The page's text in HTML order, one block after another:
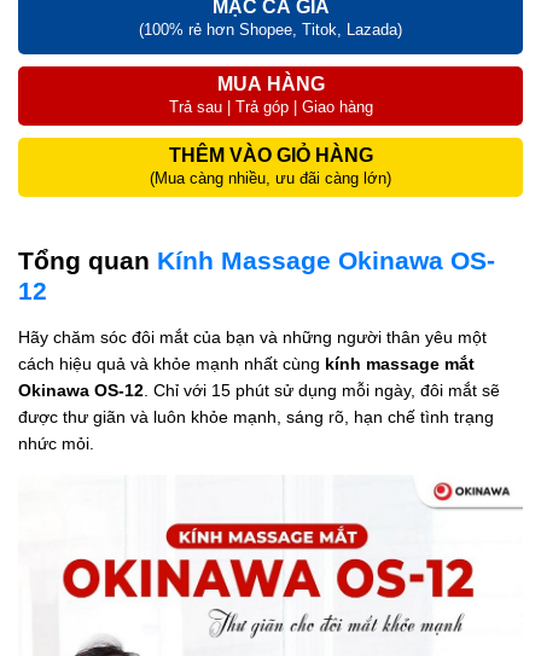
MẶC CẢ GIÁ
(100% rẻ hơn Shopee, Titok, Lazada)
MUA HÀNG
Trả sau | Trả góp | Giao hàng
THÊM VÀO GIỎ HÀNG
(Mua càng nhiều, ưu đãi càng lớn)
Tổng quan Kính Massage Okinawa OS-
12
Hãy chăm sóc đôi mắt của bạn và những người thân yêu một
cách hiệu quả và khỏe mạnh nhất cùng kính massage mắt
Okinawa OS-12 . Chỉ với 15 phút sử dụng mỗi ngày, đôi mắt sẽ
được thư giãn và luôn khỏe mạnh, sáng rõ, hạn chế tình trạng
nhức mỏi.